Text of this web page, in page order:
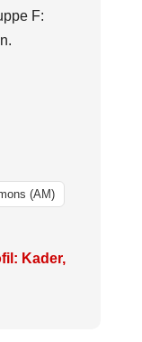
F:
(AM)
Kader,